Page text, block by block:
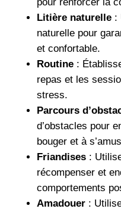
Litière naturelle:
naturelle pour
et confortable.
Routine:
repas et les
stress.
Parcours
d’obstacles pour
bouger et à
Friandises:
récompenser et
comportements
Amadouer: